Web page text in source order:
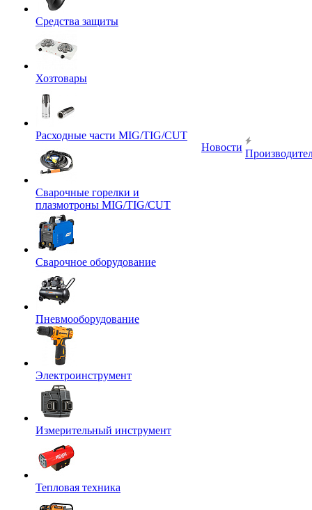
Средства защиты
Хозтовары
Расходные части MIG/TIG/CUT
Сварочные горелки и
плазмотроны MIG/TIG/CUT
Сварочное оборудование
Пневмооборудование
Электроинструмент
Измерительный инструмент
Тепловая техника
Новости